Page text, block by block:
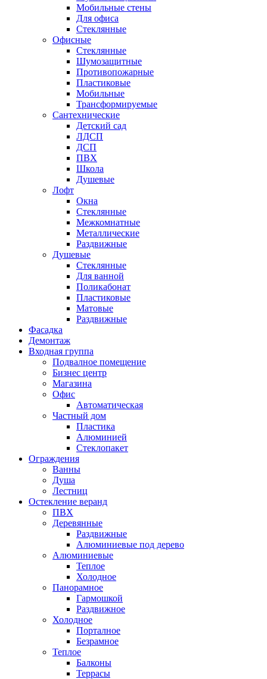
Мобильные стены
Для офиса
Стеклянные
Офисные
Стеклянные
Шумозащитные
Противопожарные
Пластиковые
Мобильные
Трансформируемые
Сантехнические
Детский сад
ЛДСП
ДСП
ПВХ
Школа
Душевые
Лофт
Окна
Стеклянные
Межкомнатные
Металлические
Раздвижные
Душевые
Стеклянные
Для ванной
Поликабонат
Пластиковые
Матовые
Раздвижные
Фасадка
Демонтаж
Входная группа
Подвалное помещение
Бизнес центр
Магазина
Офис
Автоматическая
Частный дом
Пластика
Алюминией
Стеклопакет
Ограждения
Ванны
Душа
Лестниц
Остекление веранд
ПВХ
Деревянные
Раздвижные
Алюминиевые под дерево
Алюминиевые
Теплое
Холодное
Панорамное
Гармошкой
Раздвижное
Холодное
Порталное
Безрамное
Теплое
Балконы
Террасы